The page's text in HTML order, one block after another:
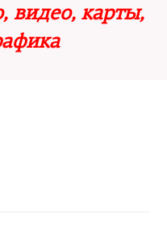
видео, карты,